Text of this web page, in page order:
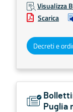
Visualizza
Scarica
Puglia